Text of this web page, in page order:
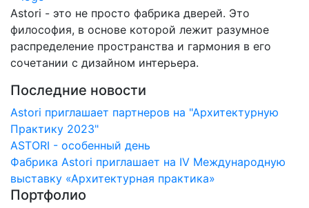
Astori - это не просто фабрика дверей. Это
философия, в основе которой лежит разумное
распределение пространства и гармония в его
сочетании с дизайном интерьера.
Последние новости
Astori приглашает партнеров на "Архитектурную
Практику 2023"
ASTORI - особенный день
Фабрика Astori приглашает на IV Международную
выставку «Архитектурная практика»
Портфолио